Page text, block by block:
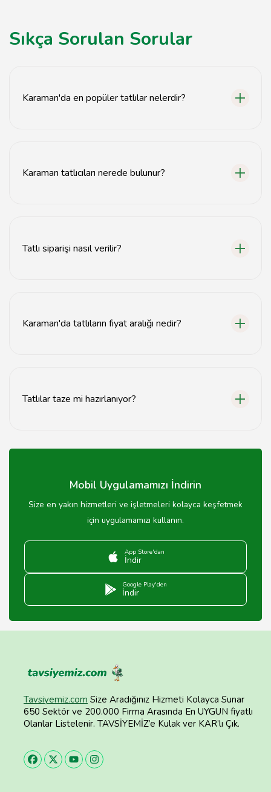
Sıkça Sorulan Sorular
Karaman'da en popüler tatlılar nelerdir?
Karaman tatlıcıları nerede bulunur?
Tatlı siparişi nasıl verilir?
Karaman'da tatlıların fiyat aralığı nedir?
Tatlılar taze mi hazırlanıyor?
tatlılar hazırlamaktadır.
Mobil Uygulamamızı İndirin
Size en yakın hizmetleri ve işletmeleri kolayca keşfetmek
için uygulamamızı kullanın.
App Store'dan
İndir
Google Play'den
İndir
Tavsiyemiz.com Size Aradığınız Hizmeti Kolayca Sunar
650 Sektör ve 200.000 Firma Arasında En UYGUN fiyatlı
Olanlar Listelenir. TAVSİYEMİZ’e Kulak ver KAR’lı Çık.